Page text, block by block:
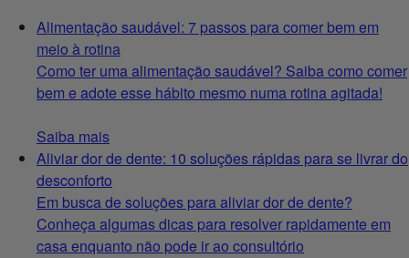
Alimentação saudável: 7 passos para comer bem em
meio à rotina
Como ter uma alimentação saudável? Saiba como comer
bem e adote esse hábito mesmo numa rotina agitada!
Saiba mais
Aliviar dor de dente: 10 soluções rápidas para se livrar do
desconforto
Em busca de soluções para aliviar dor de dente?
Conheça algumas dicas para resolver rapidamente em
casa enquanto não pode ir ao consultório